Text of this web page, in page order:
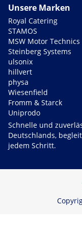
Unsere Marken
Royal Catering
STAMOS
MSW Motor Technics
Steinberg Systems
ulsonix
hillvert
physa
Wiesenfield
Fromm & Starck
Uniprodo
Schnelle und
Deutschlands,
jedem Schritt.